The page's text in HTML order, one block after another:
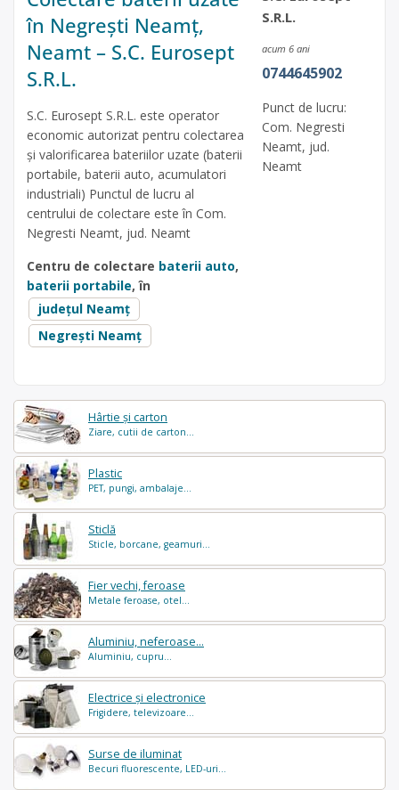
Hârtie și carton
Ziare, cutii de carton...
Plastic
PET, pungi, ambalaje...
Sticlă
Sticle, borcane, geamuri...
Fier vechi, feroase
Metale feroase, otel...
Aluminiu, neferoase...
Aluminiu, cupru...
Electrice și electronice
Frigidere, televizoare...
Surse de iluminat
Becuri fluorescente, LED-uri...
în Negrești Neamț,
Neamt – S.C. Eurosept
S.R.L.
S.C. Eurosept S.R.L. este operator
economic autorizat pentru colectarea
și valorificarea bateriilor uzate (baterii
portabile, baterii auto, acumulatori
industriali) Punctul de lucru al
centrului de colectare este în Com.
Negresti Neamt, jud. Neamt
Centru de colectare baterii auto,
baterii portabile, în
județul Neamț
Negrești Neamț
S.R.L.
acum 6 ani
0744645902
Punct de lucru:
Com. Negresti
Neamt, jud.
Neamt